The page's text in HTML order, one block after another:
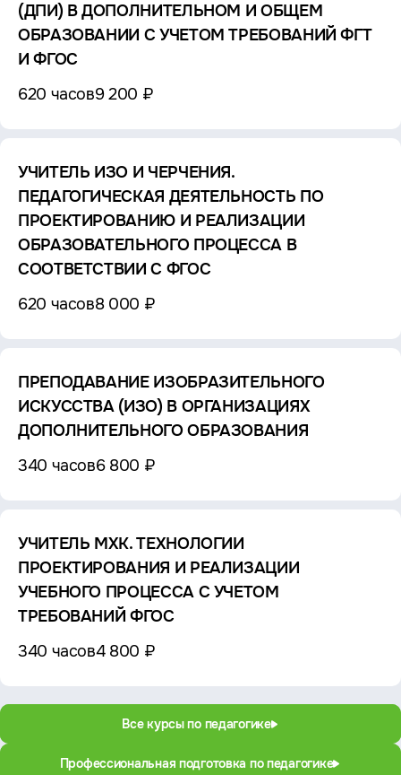
(ДПИ) В ДОПОЛНИТЕЛЬНОМ И ОБЩЕМ
ОБРАЗОВАНИИ С УЧЕТОМ ТРЕБОВАНИЙ ФГТ
И ФГОС
620 часов9 200 ₽
УЧИТЕЛЬ ИЗО И ЧЕРЧЕНИЯ.
ПЕДАГОГИЧЕСКАЯ ДЕЯТЕЛЬНОСТЬ ПО
ПРОЕКТИРОВАНИЮ И РЕАЛИЗАЦИИ
ОБРАЗОВАТЕЛЬНОГО ПРОЦЕССА В
СООТВЕТСТВИИ С ФГОС
620 часов8 000 ₽
ПРЕПОДАВАНИЕ ИЗОБРАЗИТЕЛЬНОГО
ИСКУССТВА (ИЗО) В ОРГАНИЗАЦИЯХ
ДОПОЛНИТЕЛЬНОГО ОБРАЗОВАНИЯ
340 часов6 800 ₽
УЧИТЕЛЬ МХК. ТЕХНОЛОГИИ
ПРОЕКТИРОВАНИЯ И РЕАЛИЗАЦИИ
УЧЕБНОГО ПРОЦЕССА С УЧЕТОМ
ТРЕБОВАНИЙ ФГОС
340 часов4 800 ₽
Все курсы по педагогике
Профессиональная подготовка по педагогике